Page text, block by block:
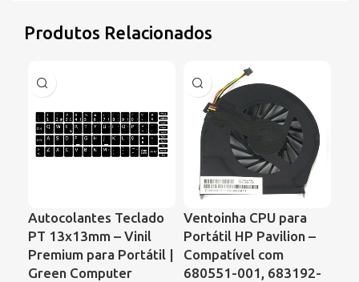
Produtos Relacionados
Autocolantes Teclado
PT 13x13mm – Vinil
Premium para Portátil |
Green Computer
Ventoinha CPU para
Portátil HP Pavilion –
Compatível com
680551-001, 683192-